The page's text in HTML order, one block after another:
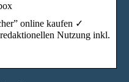
online kaufen ✓
Nutzung inkl.